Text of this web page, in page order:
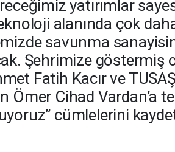
yatırımlar
alanında çok
savunma
Şehrimize göstermiş
Fatih Kacır ve
Ömer Cihad Vardan’a
cümlelerini